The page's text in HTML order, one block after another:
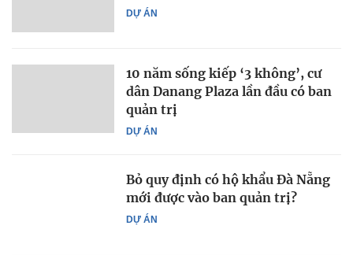
DỰ ÁN
DỰ ÁN
10 năm sống kiếp ‘3 không’, cư
dân Danang Plaza lần đầu có ban
quản trị
DỰ ÁN
Bỏ quy định có hộ khẩu Đà Nẵng
mới được vào ban quản trị?